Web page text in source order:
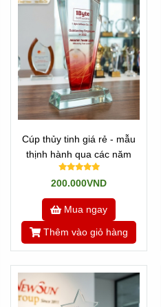
Cúp thủy tinh giá rẻ - mẫu
thịnh hành qua các năm
200.000VND
Mua ngay
Thêm vào giỏ hàng